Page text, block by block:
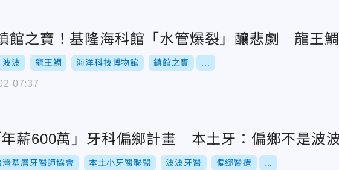
館之寶！基隆海科館「水管爆裂」釀悲劇 龍王
波波 龍王鯛 海洋科技博物館 鎮館之寶
07:37
薪600萬」牙科偏鄉計畫 本土牙：偏鄉不是波
灣基層牙醫師協會 本土小牙醫聯盟 波波牙醫 偏鄉醫療